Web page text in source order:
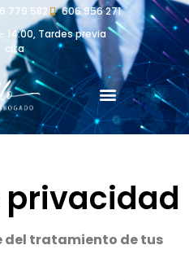
779 582
606 956 271
14:00, Tardes previa
cita
privacidad
del tratamiento de tus